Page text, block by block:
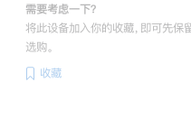
需要考虑一下？
将此设备加入你的收藏，即可先保
选购。
收藏